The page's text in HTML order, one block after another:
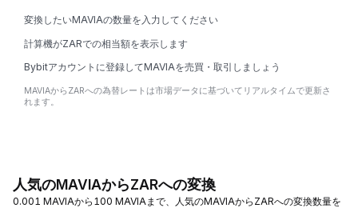
変換したいMAVIAの数量を入力してください
計算機がZARでの相当額を表示します
Bybitアカウントに登録してMAVIAを売買・取引しましょう
MAVIAからZARへの為替レートは市場データに基づいてリアルタイムで更新さ
れます。
人気のMAVIAからZARへの変換
0.001 MAVIAから100 MAVIAまで、人気のMAVIAからZARへの変換数量を